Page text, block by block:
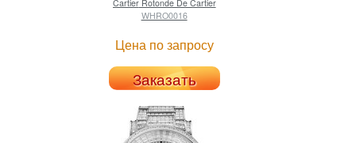
CartierRotonde De Cartier
WHRO0016
Цена по запросу
Заказать